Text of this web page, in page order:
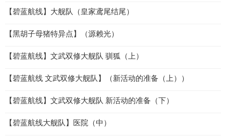
【碧蓝航线】大舰队（皇家鸢尾结尾）
【黑胡子母猪特异点】（源赖光）
【碧蓝航线】文武双修大舰队 驯狐（上）
【碧蓝航线 文武双修大舰队】（新活动的准备（上））
【碧蓝航线】文武双修大舰队 新活动的准备（下）
【碧蓝航线大舰队】医院（中）